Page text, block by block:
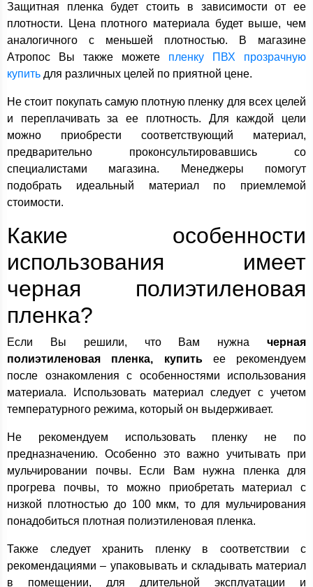
Защитная пленка будет стоить в зависимости от ее
плотности. Цена плотного материала будет выше, чем
аналогичного с меньшей плотностью. В магазине
Атропос Вы также можете пленку ПВХ прозрачную
купить для различных целей по приятной цене.
Не стоит покупать самую плотную пленку для всех целей
и переплачивать за ее плотность. Для каждой цели
можно приобрести соответствующий материал,
предварительно проконсультировавшись со
специалистами магазина. Менеджеры помогут
подобрать идеальный материал по приемлемой
стоимости.
Какие особенности
использования имеет
черная полиэтиленовая
пленка?
Если Вы решили, что Вам нужна черная
полиэтиленовая пленка, купитьее рекомендуем
после ознакомления с особенностями использования
материала. Использовать материал следует с учетом
температурного режима, который он выдерживает.
Не рекомендуем использовать пленку не по
предназначению. Особенно это важно учитывать при
мульчировании почвы. Если Вам нужна пленка для
прогрева почвы, то можно приобретать материал с
низкой плотностью до 100 мкм, то для мульчирования
понадобиться плотная полиэтиленовая пленка.
Также следует хранить пленку в соответствии с
рекомендациями – упаковывать и складывать материал
в помещении, для длительной эксплуатации и